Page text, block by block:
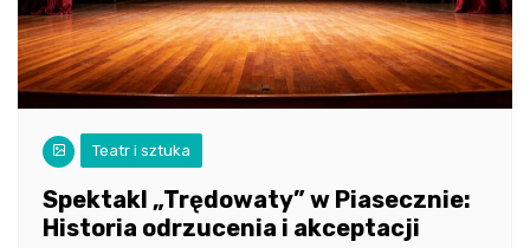
Teatr i sztuka
Spektakl „Trędowaty” w Piasecznie:
Historia odrzucenia i akceptacji